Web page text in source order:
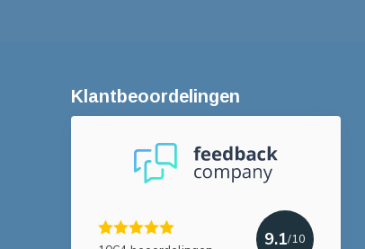
Klantbeoordelingen
9.1/10